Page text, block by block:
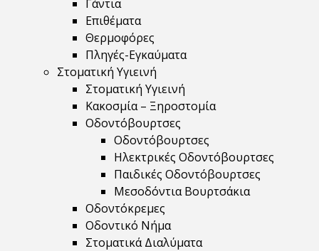
Γάντια
Επιθέματα
Θερμοφόρες
Πληγές-Εγκαύματα
Στοματική Υγιεινή
Στοματική Υγιεινή
Κακοσμία – Ξηροστομία
Οδοντόβουρτσες
Οδοντόβουρτσες
Ηλεκτρικές Οδοντόβουρτσες
Παιδικές Οδοντόβουρτσες
Μεσοδόντια Βουρτσάκια
Οδοντόκρεμες
Οδοντικό Νήμα
Στοματικά Διαλύματα